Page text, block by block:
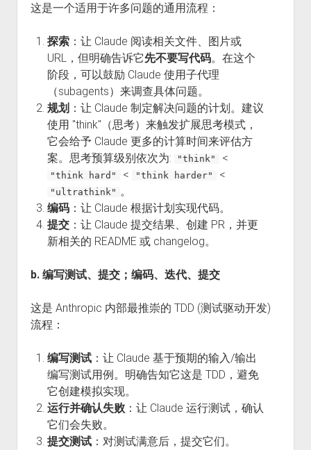
这是一个适用于许多问题的通用流程：
探索：让 Claude 阅读相关文件、图片或
URL，但明确告诉它先不要写代码。在这个
阶段，可以鼓励 Claude 使用子代理
（subagents）来调查具体问题。
规划 ：让 Claude 制定解决问题的计划。建议
使用 "think"（思考）来触发扩展思考模式，
它会给予 Claude 更多的计算时间来评估方
案。思考预算级别依次为:
"think" <
"think hard" < "think harder" <
"ultrathink" 。
编码：让 Claude 根据计划实现代码。
提交：让 Claude 提交结果、创建 PR，并更
新相关的 README 或 changelog。
b. 编写测试、提交；编码、迭代、提交
这是 Anthropic 内部最推崇的 TDD (测试驱动开发)
流程：
编写测试：让 Claude 基于预期的输入/输出
编写测试用例。明确告知它这是 TDD，避免
它创建模拟实现。
运行并确认失败：让 Claude 运行测试，确认
它们会失败。
提交测试：对测试满意后，提交它们。